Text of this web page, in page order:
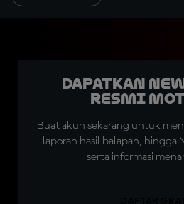
Dapatkan
Resmi
Buat akun sekarang untuk
laporan hasil balapan, hingga
serta informasi